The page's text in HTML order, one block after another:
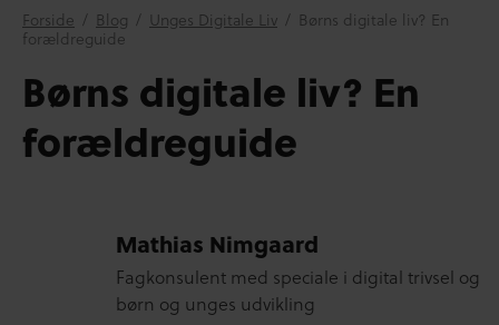
Forside / Blog / Unges Digitale Liv / Børns digitale liv? En
forældreguide
Børns digitale liv? En
forældreguide
Mathias Nimgaard
Fagkonsulent med speciale i digital trivsel og
børn og unges udvikling